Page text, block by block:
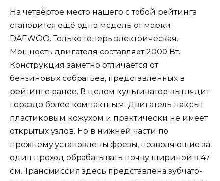
На четвёртое место нашего с тобой рейтинга
становится ещё одна модель от марки
DAEWOO. Только теперь электрическая.
Мощность двигателя составляет 2000 Вт.
Конструкция заметно отличается от
бензиновых собратьев, представленных в
рейтинге ранее. В целом культиватор выглядит
гораздо более компактным. Двигатель накрыт
пластиковым кожухом и практически не имеет
открытых узлов. Но в нижней части по
прежнему установлены фрезы, позволяющие за
один проход обрабатывать почву шириной в 47
см. Трансмиссия здесь представлена зубчато-